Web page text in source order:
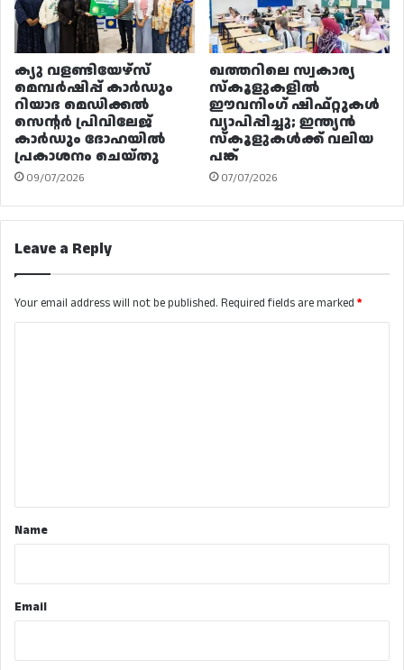
ക്യു വളണ്ടിയേഴ്‌സ്
മെമ്പർഷിപ്പ് കാർഡും
റിയാദ മെഡിക്കൽ
സെന്റർ പ്രിവിലേജ്
കാർഡും ദോഹയിൽ
പ്രകാശനം ചെയ്തു
09/07/2026
ഖത്തറിലെ സ്വകാര്യ
സ്കൂളുകളിൽ
ഈവനിംഗ് ഷിഫ്റ്റുകൾ
വ്യാപിപ്പിച്ചു; ഇന്ത്യൻ
സ്കൂളുകൾക്ക് വലിയ
പങ്ക്
07/07/2026
Leave a Reply
Your email address will not be published. Required fields are marked *
*Name
Email